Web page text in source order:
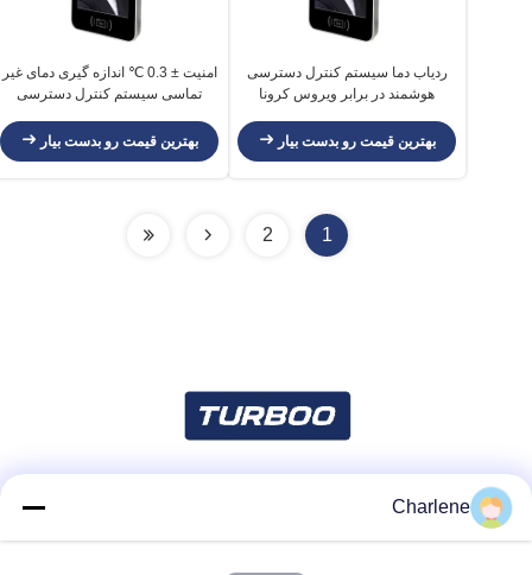
ردیاب دما سیستم کنترل دسترسی
هوشمند در برابر ویروس کرونا
بهترین قیمت رو بدست بیار
امنیت ± 0.3 ℃ اندازه گیری دمای غیر
تماسی سیستم کنترل دسترسی
بهترین قیمت رو بدست بیار
1
2
Charlene